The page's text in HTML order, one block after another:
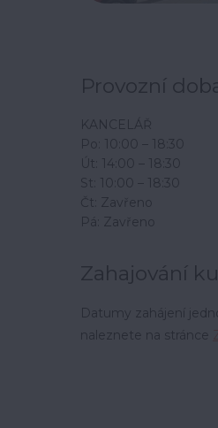
Provozní
KANCELÁŘ
Po: 10:00 – 18:30
Út: 14:00 – 18:30
St: 10:00 – 18:30
Čt: Zavřeno
Pá: Zavřeno
Zahajování
Datumy zahájení
naleznete na stránce